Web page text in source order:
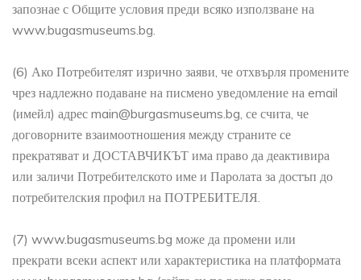
запознае с Общите условия преди всяко използване на
www.bugasmuseums.bg.
(6) Ако Потребителят изрично заяви, че отхвърля промените
чрез надлежно подаване на писмено уведомление на email
(имейл) адрес main@burgasmuseums.bg, се счита, че
договорните взаимоотношения между страните се
прекратяват и ДОСТАВЧИКЪТ има право да деактивира
или заличи Потребителското име и Паролата за достъп до
потребителския профил на ПОТРЕБИТЕЛЯ.
(7) www.bugasmuseums.bg може да промени или
прекрати всеки аспект или характеристика на платформата